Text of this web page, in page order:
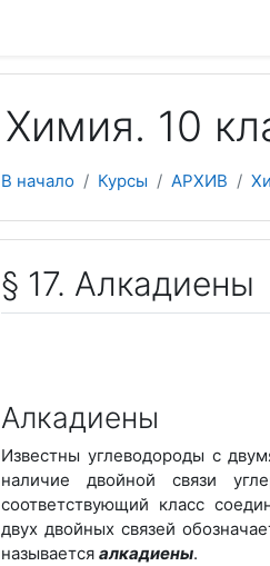
Химия. 10
В начало Курсы АРХИВ
§ 17. Алкадиены
Алкадиены
Известны углеводороды с
наличие двойной связи
соответствующий класс
двух двойных связей
называется алкадиены.